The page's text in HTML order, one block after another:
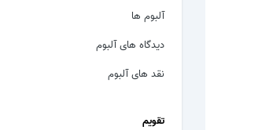
آلبوم ها
دیدگاه های آلبوم
نقد های آلبوم
تقویم